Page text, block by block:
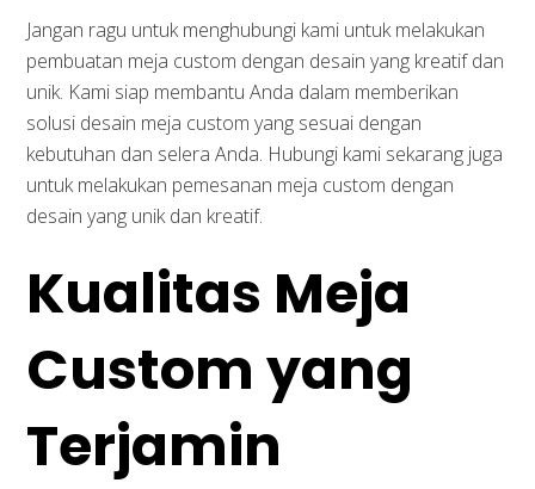
Jangan ragu untuk menghubungi kami untuk melakukan
pembuatan meja custom dengan desain yang kreatif dan
unik. Kami siap membantu Anda dalam memberikan
solusi desain meja custom yang sesuai dengan
kebutuhan dan selera Anda. Hubungi kami sekarang juga
untuk melakukan pemesanan meja custom dengan
desain yang unik dan kreatif.
Kualitas Meja
Custom yang
Terjamin